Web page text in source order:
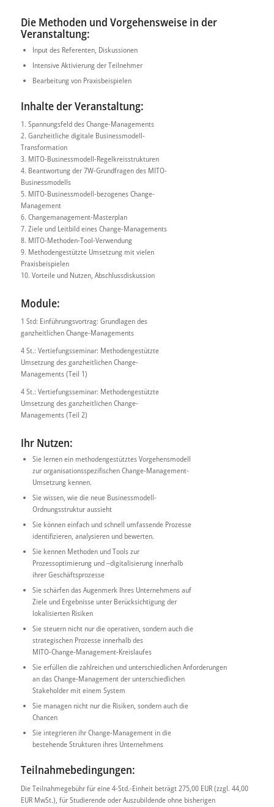
Die Methoden und Vorgehensweise in der
Veranstaltung:
Input des Referenten, Diskussionen
Intensive Aktivierung der Teilnehmer
Bearbeitung von Praxisbeispielen
Inhalte der Veranstaltung:
1. Spannungsfeld des Change-Managements
2. Ganzheitliche digitale Businessmodell-
Transformation
3. MITO-Businessmodell-Regelkreisstrukturen
4. Beantwortung der 7W-Grundfragen des MITO-
Businessmodells
5. MITO-Businessmodell-bezogenes Change-
Management
6. Changemanagement-Masterplan
7. Ziele und Leitbild eines Change-Managements
8. MITO-Methoden-Tool-Verwendung
9. Methodengestützte Umsetzung mit vielen
Praxisbeispielen
10. Vorteile und Nutzen, Abschlussdiskussion
Module:
1 Std: Einführungsvortrag: Grundlagen des
ganzheitlichen Change-Managements
4 St.: Vertiefungsseminar: Methodengestützte
Umsetzung des ganzheitlichen Change-
Managements (Teil 1)
4 St.: Vertiefungsseminar: Methodengestützte
Umsetzung des ganzheitlichen Change-
Managements (Teil 2)
Ihr Nutzen:
Sie lernen ein methodengestütztes Vorgehensmodell
zur organisationsspezifischen Change-Management-
Umsetzung kennen.
Sie wissen, wie die neue Businessmodell-
Ordnungsstruktur aussieht
Sie können einfach und schnell umfassende Prozesse
identifizieren, analysieren und bewerten.
Sie kennen Methoden und Tools zur
Prozessoptimierung und –digitalisierung innerhalb
ihrer Geschäftsprozesse
Sie schärfen das Augenmerk Ihres Unternehmens auf
Ziele und Ergebnisse unter Berücksichtigung der
lokalisierten Risiken
Sie steuern nicht nur die operativen, sondern auch die
strategischen Prozesse innerhalb des
MITO-Change-Management-Kreislaufes
Sie erfüllen die zahlreichen und unterschiedlichenAnforderungen
an das Change-Management der unterschiedlichen
Stakeholder mit einem System
Sie managen nicht nur die Risiken, sondern auch die
Chancen
Sie integrieren ihr Change-Management in die
bestehende Strukturen ihres Unternehmens
Teilnahmebedingungen:
Die Teilnahmegebühr für eine 4-Std.-Einheit beträgt 275,00 EUR (zzgl. 44,00
EUR MwSt.), für Studierende oder Auszubildende ohne bisherigen